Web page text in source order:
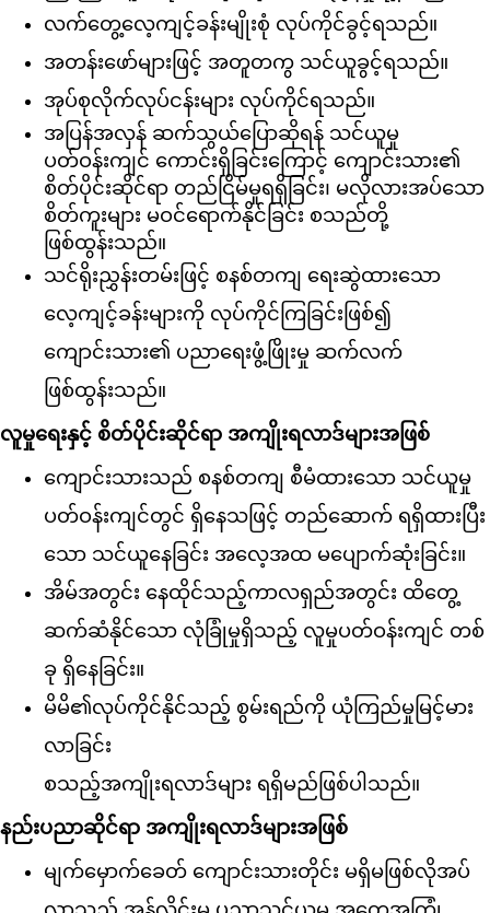
လက်တွေ့လေ့ကျင့်ခန်းမျိုးစုံ လုပ်ကိုင်ခွင့်ရသည်။
အတန်းဖော်များဖြင့် အတူတကွ သင်ယူခွင့်ရသည်။
အုပ်စုလိုက်လုပ်ငန်းများ လုပ်ကိုင်ရသည်။
အပြန်အလှန် ဆက်သွယ်ပြောဆိုရန် သင်ယူမှု
ပတ်ဝန်းကျင် ကောင်းရှိ ခြင်းကြောင့် ကျောင်းသား၏
စိတ်ပိုင်းဆိုင်ရာ တည်ငြိမ်မှုရရှိခြင်း၊ မလိုလားအပ်သော
စိတ်ကူးများ မဝင်ရောက်နိုင်ခြင်း စသည်တို့
ဖြစ်ထွန်းသည်။
သင်ရိုးညွှန်းတမ်းဖြင့် စနစ်တကျ ရေးဆွဲထားသော
လေ့ကျင့်ခန်းများကို လုပ်ကိုင်ကြခြင်းဖြစ်၍
ကျောင်းသား၏ ပညာရေးဖွံ့ဖြိုးမှု ဆက်လက်
ဖြစ်ထွန်းသည်။
လူမှုရေးနှင့် စိတ်ပိုင်းဆိုင်ရာ အကျိုးရလာဒ်များအဖြစ်
ကျောင်းသားသည် စနစ်တကျ စီမံထားသော သင်ယူမှု
ပတ်ဝန်းကျင်တွင် ရှိနေသဖြင့် တည်ဆောက် ရရှိထားပြီး
သော သင်ယူနေခြင်း အလေ့အထ မပျောက်ဆုံးခြင်း။
အိမ်အတွင်း နေထိုင်သည့်ကာလရှည်အတွင်း ထိတွေ့
ဆက်ဆံနိုင်သော လုံခြုံမှုရှိသည့် လူမှုပတ်ဝန်းကျင် တစ်
ခု ရှိနေခြင်း။
မိမိ၏လုပ်ကိုင်နိုင်သည့် စွမ်းရည်ကို ယုံကြည်မှုမြင့်မား
လာခြင်း
စသည့်အကျိုးရလာဒ်များ ရရှိမည်ဖြစ်ပါသည်။
နည်းပညာဆိုင်ရာ အကျိုးရလာဒ်များအဖြစ်
မျက်မှောက်ခေတ် ကျောင်းသားတိုင်း မရှိမဖြစ်လိုအပ်